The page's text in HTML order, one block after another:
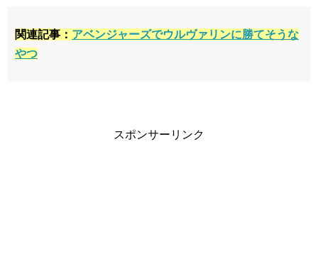
関連記事： アベンジャーズでウルヴァリンに勝てそうな
やつ
スポンサーリンク